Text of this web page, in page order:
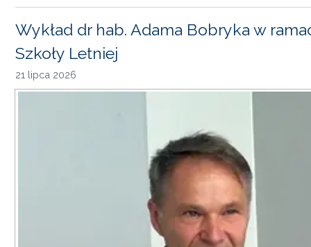
Wykład dr hab. Adama Bobryka w
Szkoły Letniej
21 lipca 2026